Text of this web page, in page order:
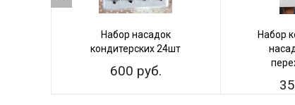
Набор насадок
кондитерских 24шт
600 руб.
Набор